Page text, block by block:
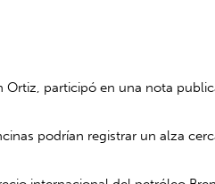
Ortiz, participó en una nota
podrían registrar un alza